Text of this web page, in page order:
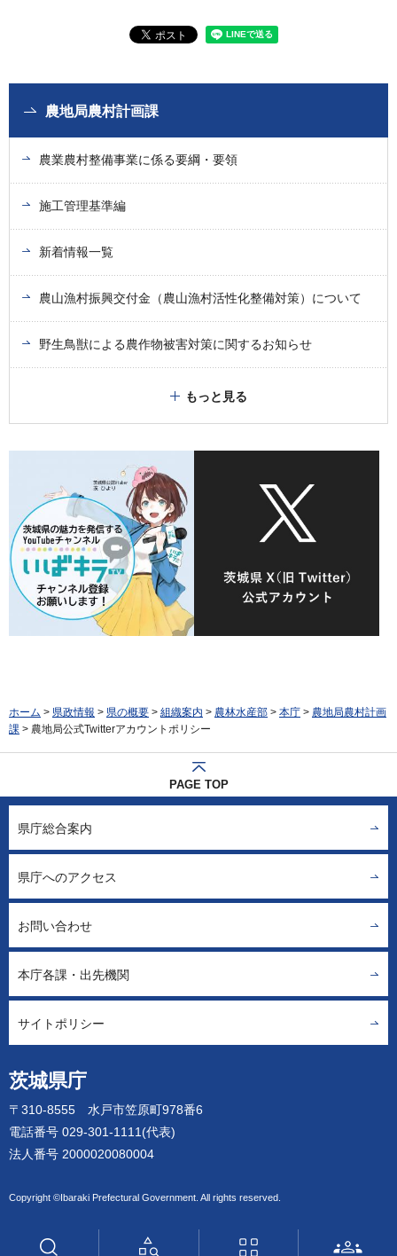
農地局農村計画課
農業農村整備事業に係る要綱・要領
施工管理基準編
新着情報一覧
農山漁村振興交付金（農山漁村活性化整備対策）について
野生鳥獣による農作物被害対策に関するお知らせ
もっと見る
ホーム > 県政情報 > 県の概要 > 組織案内 > 農林水産部 > 本庁 > 農地局農村計画
課 > 農地局公式Twitterアカウントポリシー
PAGE TOP
茨城県庁
〒310-8555 水戸市笠原町978番6
電話番号 029-301-1111(代表)
法人番号 2000020080004
Copyright ©Ibaraki Prefectural Government. All rights reserved.
県庁総合案内
県庁へのアクセス
お問い合わせ
本庁各課・出先機関
サイトポリシー